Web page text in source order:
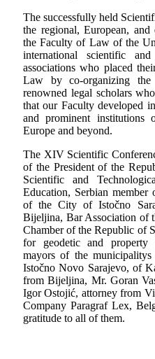
The successfully held
the regional, European,
the Faculty of Law of the
international scientific
associations who placed
Law by co-organizing
renowned legal scholars
that our Faculty developed
and prominent institutions
Europe and beyond.
The XIV Scientific
of the President of the
Scientific and
Education, Serbian
of the City of Istočno
Bijeljina, Bar Association of
Chamber of the Republic of
for geodetic and property
mayors of the
Istočno Novo Sarajevo, of
from Bijeljina, Mr. Goran
Igor Ostojić, attorney from
Company Paragraf Lex,
gratitude to all of them.